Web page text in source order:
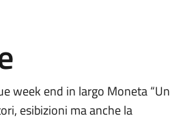
week end in largo Moneta “Un
esibizioni ma anche la